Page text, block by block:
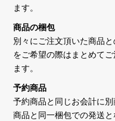
ます。
商品の梱包
別々にご注文頂いた商品
をご希望の際はまとめて
ます。
予約商品
予約商品と同じお会計に
商品と同一梱包での発送